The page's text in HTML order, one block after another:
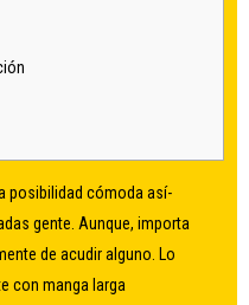
posibilidad cómoda así­
gente. Aunque, importa
de acudir alguno. Lo
con manga larga